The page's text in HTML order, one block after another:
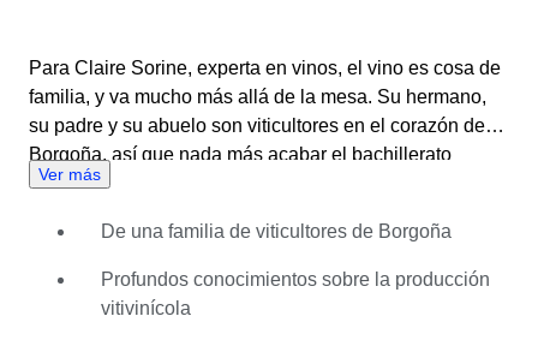
Para Claire Sorine, experta en vinos, el vino es cosa de
familia, y va mucho más allá de la mesa. Su hermano,
su padre y su abuelo son viticultores en el corazón de
Borgoña, así que nada más acabar el bachillerato
empezó a estudiar sobre vino, enología y viticultura para
había heredado. Constantemente aprendiendo sobre su
pasión, ha trabajado en siete bodegas diferentes desde
los 18 años, de modo que ha adquirido conocimientos
Ver más
De una familia de viticultores de Borgoña
Profundos conocimientos sobre la producción
vitivinícola